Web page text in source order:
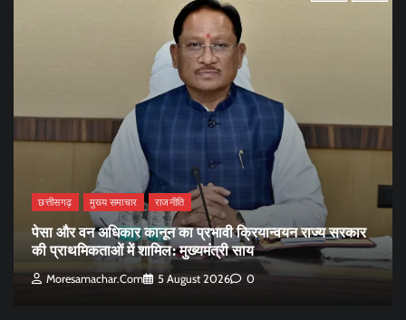
छत्तीसगढ़ मुख्य समाचार राजनीति
पेसा और वन अधिकार कानून का प्रभावी क्रियान्वयन राज्य सरकार
की प्राथमिकताओं में शामिल: मुख्यमंत्री साय
Moresamachar.com 5 August 2026 0